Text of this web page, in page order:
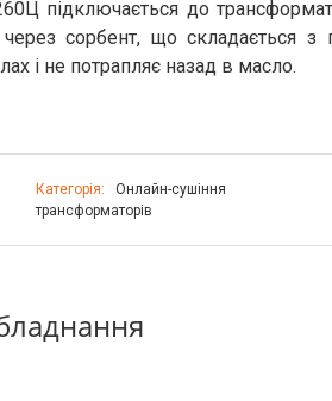
підключається до
сорбент, що складається з
і не потрапляє назад в масло.
Категорія:
Онлайн-сушіння
трансформаторів